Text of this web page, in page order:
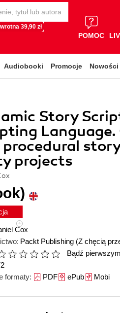
39,90 zł
POMOC
Audiobooki Promocje Nowości
Story
procedural
projects
Cox
Packt Publishing (Z chęcią
Bądź
formaty: PDFePubMobi